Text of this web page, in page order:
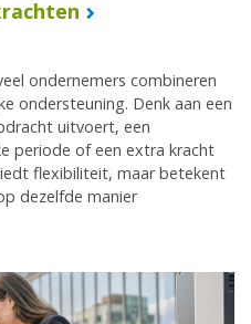
ondernemers combineren
ondersteuning. Denk aan een
uitvoert, een
periode of een extra kracht
flexibiliteit, maar betekent
dezelfde manier